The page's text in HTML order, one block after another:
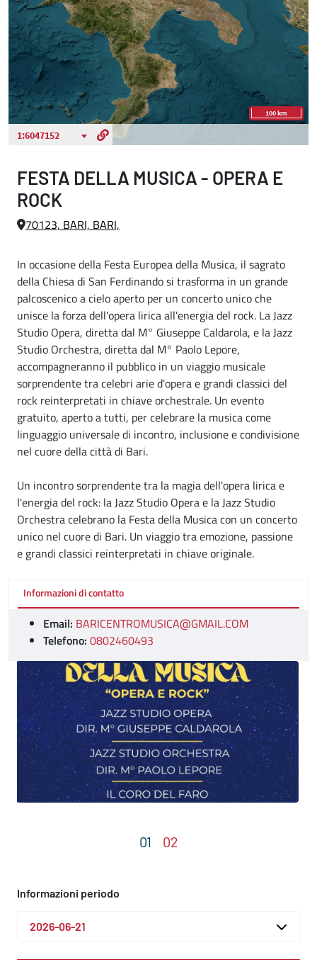
FESTA DELLA MUSICA - OPERA E
ROCK
70123, BARI, BARI,
In occasione della Festa Europea della Musica, il sagrato
della Chiesa di San Ferdinando si trasforma in un grande
palcoscenico a cielo aperto per un concerto unico che
unisce la forza dell'opera lirica all'energia del rock. La Jazz
Studio Opera, diretta dal M° Giuseppe Caldarola, e la Jazz
Studio Orchestra, diretta dal M° Paolo Lepore,
accompagneranno il pubblico in un viaggio musicale
sorprendente tra celebri arie d'opera e grandi classici del
rock reinterpretati in chiave orchestrale. Un evento
gratuito, aperto a tutti, per celebrare la musica come
linguaggio universale di incontro, inclusione e condivisione
nel cuore della città di Bari.
Un incontro sorprendente tra la magia dell'opera lirica e
l'energia del rock: la Jazz Studio Opera e la Jazz Studio
Orchestra celebrano la Festa della Musica con un concerto
unico nel cuore di Bari. Un viaggio tra emozione, passione
e grandi classici reinterpretati in chiave originale.
Informazioni di contatto
Email: BARICENTROMUSICA@GMAIL.COM
Telefono: 0802460493
Informazioni periodo
2026-06-21